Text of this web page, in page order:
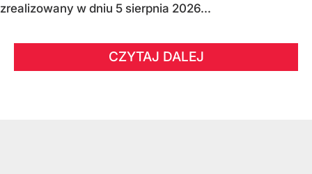
zrealizowany w dniu 5 sierpnia 2026...
CZYTAJ DALEJ